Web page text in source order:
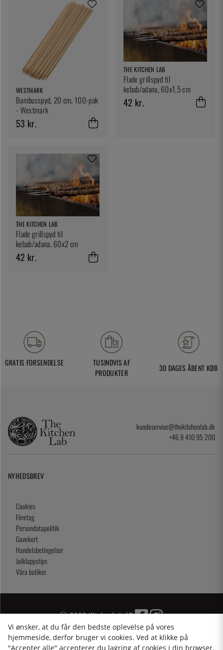
WESTMARK
Bambusspyd, 20 cm, 100-pak
- Westmark
53 kr.
THE KITCHEN LAB
Flade grillspyd til
kebab/adana, 60x1,5 cm
42 kr.
THE KITCHEN LAB
Flade grillspyd til
kebab/adana, 60x2 cm
42 kr.
GRATIS FORSENDELSE
TUSINDVIS AF
PRODUKTER
30 DAGES ÅBENT KØB
kundeservice@thekitchenlab.dk
+46 8 410 95 200
NYHEDSBREV
Cookies
Företag
Persondatapolitik
Gavekort
Handelsbetingelser
Julklappstips
Våra butiker
2026 KitchenLab AB
Vi ønsker, at du får den bedste oplevelse på vores
hjemmeside, derfor bruger vi cookies. Ved at klikke på
"Accepter alle" accepterer du lagring af cookies i din browser.